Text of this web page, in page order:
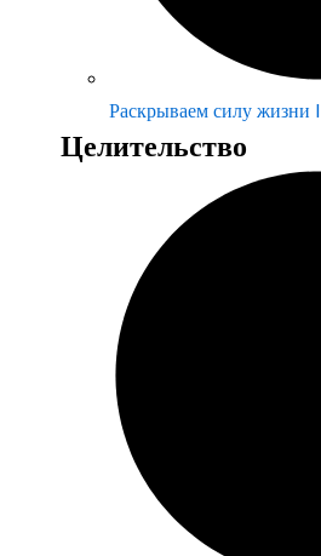
Раскрываем силу жизни
Целительство